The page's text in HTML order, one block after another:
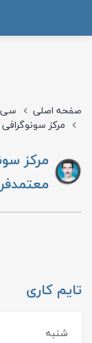
صفحه اصلی
سی
مرکز
مرکز
تایم کاری
شنبه